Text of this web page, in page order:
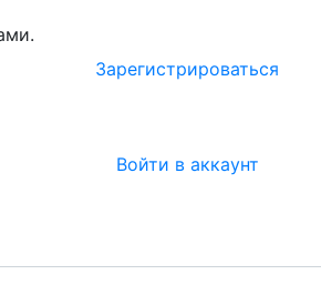
Зарегистрироваться
Войти в аккаунт